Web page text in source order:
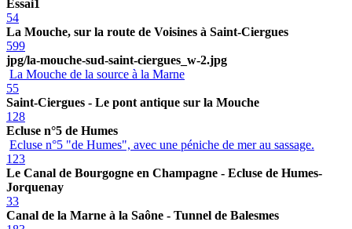
Essai1
54
La Mouche, sur la route de Voisines à Saint-Ciergues
599
jpg/la-mouche-sud-saint-ciergues_w-2.jpg
La Mouche de la source à la Marne
55
Saint-Ciergues - Le pont antique sur la Mouche
128
Ecluse n°5 de Humes
Ecluse n°5 "de Humes", avec une péniche de mer au sassage.
123
Le Canal de Bourgogne en Champagne - Ecluse de Humes-
Jorquenay
33
Canal de la Marne à la Saône - Tunnel de Balesmes